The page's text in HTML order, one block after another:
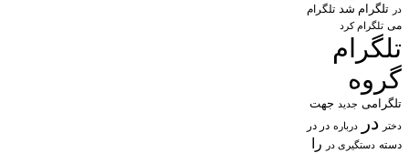
در تلگرام شد تلگرام
می تلگرام کرد
تلگرام
گروه
تلگرامی جدید جهت
دختر در درباره در در
دسته دستگیری در را